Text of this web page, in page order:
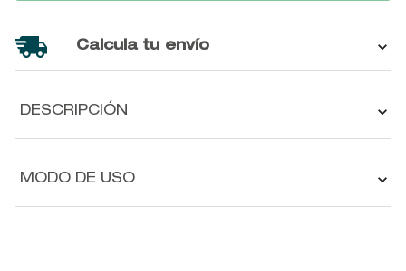
Calcula tu envío
DESCRIPCIÓN
MODO DE USO